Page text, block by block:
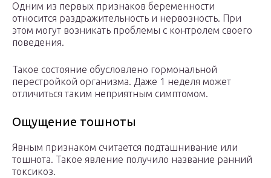
Одним из первых признаков беременности
относится раздражительность и нервозность. При
этом могут возникать проблемы с контролем своего
поведения.
Такое состояние обусловлено гормональной
перестройкой организма. Даже 1 неделя может
отличиться таким неприятным симптомом.
Ощущение тошноты
Явным признаком считается подташнивание или
тошнота. Такое явление получило название ранний
токсикоз.